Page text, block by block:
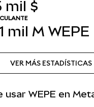
mil $
mil M WEPE
VER MÁS ESTADÍSTICAS
usar WEPE en